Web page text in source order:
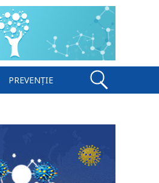
PREVENȚIE